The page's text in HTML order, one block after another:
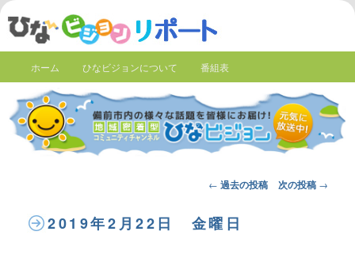
ホーム ひなビジョンについて 番組表
Post
← 過去の投稿 次の投稿 →
2019年2月22日 金曜日